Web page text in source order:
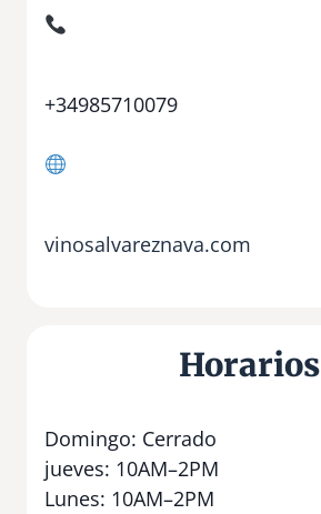
+34985710079
vinosalvareznava.com
Horarios
Domingo: Cerrado
jueves: 10AM–2PM
Lunes: 10AM–2PM